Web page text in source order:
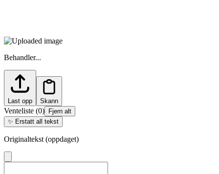
Behandler...
Last opp Skann
Venteliste (0)
Fjern alt
✨ Erstatt all tekst
Originaltekst (oppdaget)